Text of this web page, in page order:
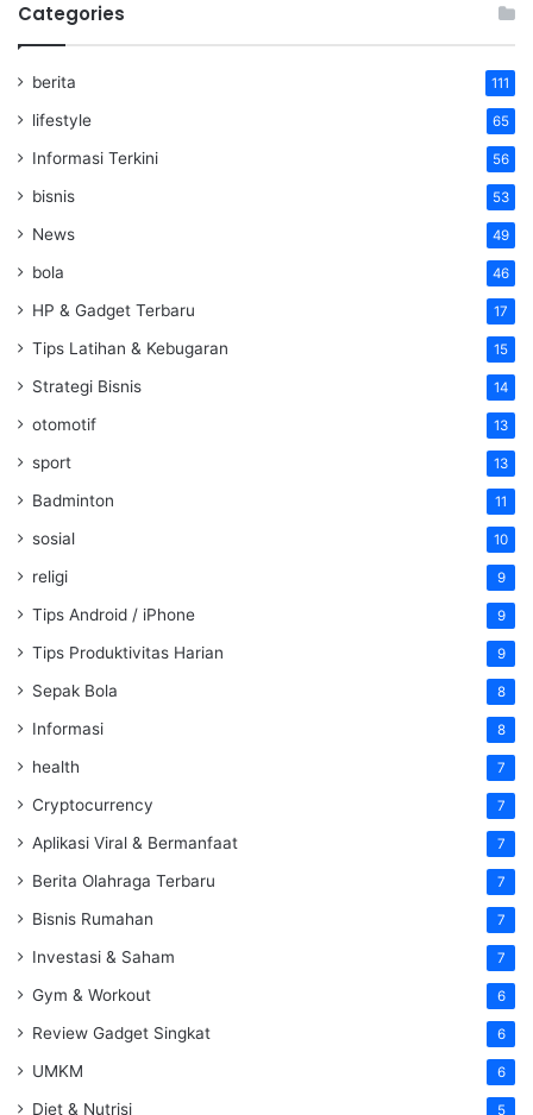
Categories
berita 111
lifestyle 65
Informasi Terkini 56
bisnis 53
News 49
bola 46
HP & Gadget Terbaru 17
Tips Latihan & Kebugaran 15
Strategi Bisnis 14
otomotif 13
sport 13
Badminton 11
sosial 10
religi 9
Tips Android / iPhone 9
Tips Produktivitas Harian 9
Sepak Bola 8
Informasi 8
health 7
Cryptocurrency 7
Aplikasi Viral & Bermanfaat 7
Berita Olahraga Terbaru 7
Bisnis Rumahan 7
Investasi & Saham 7
Gym & Workout 6
Review Gadget Singkat 6
UMKM 6
Diet & Nutrisi 5